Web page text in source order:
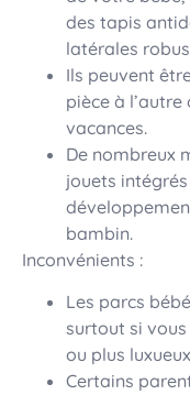
des tapis
latérales
Ils peuvent
pièce à
vacances.
De nombreux
jouets
bambin.
Inconvénients :
Les parcs
surtout si
ou plus
Certains